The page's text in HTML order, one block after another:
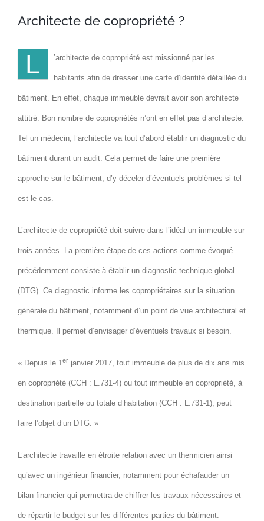
Architecte de copropriété ?
L ’architecte de copropriété est missionné par les
habitants afin de dresser une carte d’identité détaillée du
bâtiment. En effet, chaque immeuble devrait avoir son architecte
attitré. Bon nombre de copropriétés n’ont en effet pas d’architecte.
Tel un médecin, l’architecte va tout d’abord établir un diagnostic du
bâtiment durant un audit. Cela permet de faire une première
approche sur le bâtiment, d’y déceler d’éventuels problèmes si tel
est le cas.
L’architecte de copropriété doit suivre dans l’idéal un immeuble sur
trois années. La première étape de ces actions comme évoqué
précédemment consiste à établir un diagnostic technique global
(DTG). Ce diagnostic informe les copropriétaires sur la situation
générale du bâtiment, notamment d’un point de vue architectural et
thermique. Il permet d’envisager d’éventuels travaux si besoin.
« Depuis le 1er janvier 2017, tout immeuble de plus de dix ans mis
en copropriété (CCH : L.731-4) ou tout immeuble en copropriété, à
destination partielle ou totale d’habitation (CCH : L.731-1), peut
faire l’objet d’un DTG. »
L’architecte travaille en étroite relation avec un thermicien ainsi
qu’avec un ingénieur financier, notamment pour échafauder un
bilan financier qui permettra de chiffrer les travaux nécessaires et
de répartir le budget sur les différentes parties du bâtiment.